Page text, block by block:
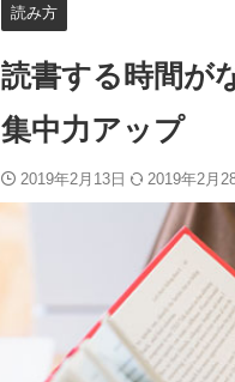
読み方
読書する時間が
集中力アップ
2019年2月13日 2019年2月